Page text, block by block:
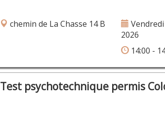
chemin de La Chasse 14 B
2026
14:00 -
Test psychotechnique permis